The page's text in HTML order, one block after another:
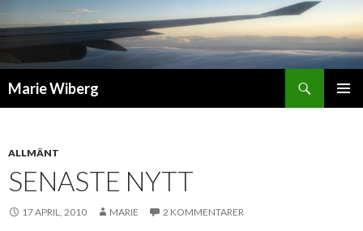
Marie Wiberg
ALLMÄNT
SENASTE NYTT
17 APRIL, 2010 MARIE 2 KOMMENTARER